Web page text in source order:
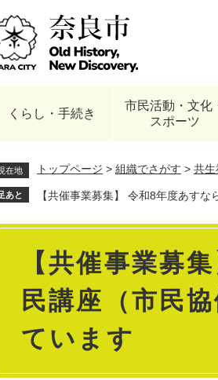
くらし・手続き
市民活動・文化
スポーツ
在地 トップページ > 組織でさがす > 共生
あと 【共催事業募集】 令和8年度あす
【共催事業募
民講座（市民
ています